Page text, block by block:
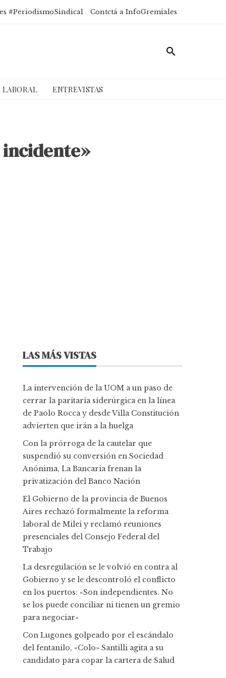
#PeriodismoSindical Contctá a InfoGremiales
LABORAL ENTREVISTAS
LAS MÁS VISTAS
La intervención de la UOM a un paso de
cerrar la paritaria siderúrgica en la línea
de Paolo Rocca y desde Villa Constitución
advierten que irán a la huelga
Con la prórroga de la cautelar que
suspendió su conversión en Sociedad
Anónima, La Bancaria frenan la
privatización del Banco Nación
El Gobierno de la provincia de Buenos
Aires rechazó formalmente la reforma
laboral de Milei y reclamó reuniones
presenciales del Consejo Federal del
Trabajo
La desregulación se le volvió en contra al
Gobierno y se le descontroló el conflicto
en los puertos: «Son independientes. No
se los puede conciliar ni tienen un gremio
para negociar»
Con Lugones golpeado por el escándalo
del fentanilo, «Colo» Santilli agita a su
candidato para copar la cartera de Salud